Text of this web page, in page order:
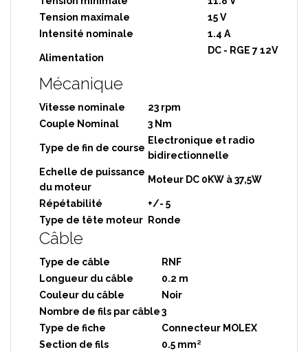
Tension maximale
15 V
Intensité nominale
1.4 A
Alimentation
DC - RGE 7 12V
Mécanique
Vitesse nominale
23 rpm
Couple Nominal
3 Nm
Type de fin de course
Electronique et radio
bidirectionnelle
Echelle de puissance
du moteur
Moteur DC 0KW à 37,5W
Répétabilité
+/- 5
Type de tête moteur
Ronde
Câble
Type de câble
RNF
Longueur du câble
0.2 m
Couleur du câble
Noir
Nombre de fils par câble3
Type de fiche
Connecteur MOLEX
Section de fils
0.5 mm²